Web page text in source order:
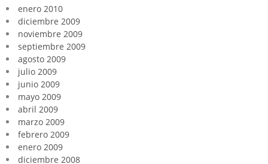
enero 2010
diciembre 2009
noviembre 2009
septiembre 2009
agosto 2009
julio 2009
junio 2009
mayo 2009
abril 2009
marzo 2009
febrero 2009
enero 2009
diciembre 2008